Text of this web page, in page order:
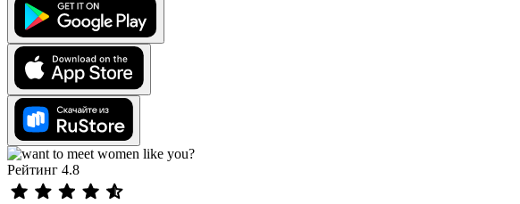
Рейтинг 4.8